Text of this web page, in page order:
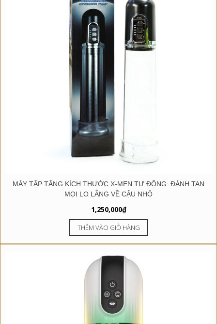
MÁY TẬP TĂNG KÍCH THƯỚC X-MEN TỰ ĐỘNG: ĐÁNH TAN
MỌI LO LẮNG VỀ CẬU NHỎ
1,250,000₫
THÊM VÀO GIỎ HÀNG